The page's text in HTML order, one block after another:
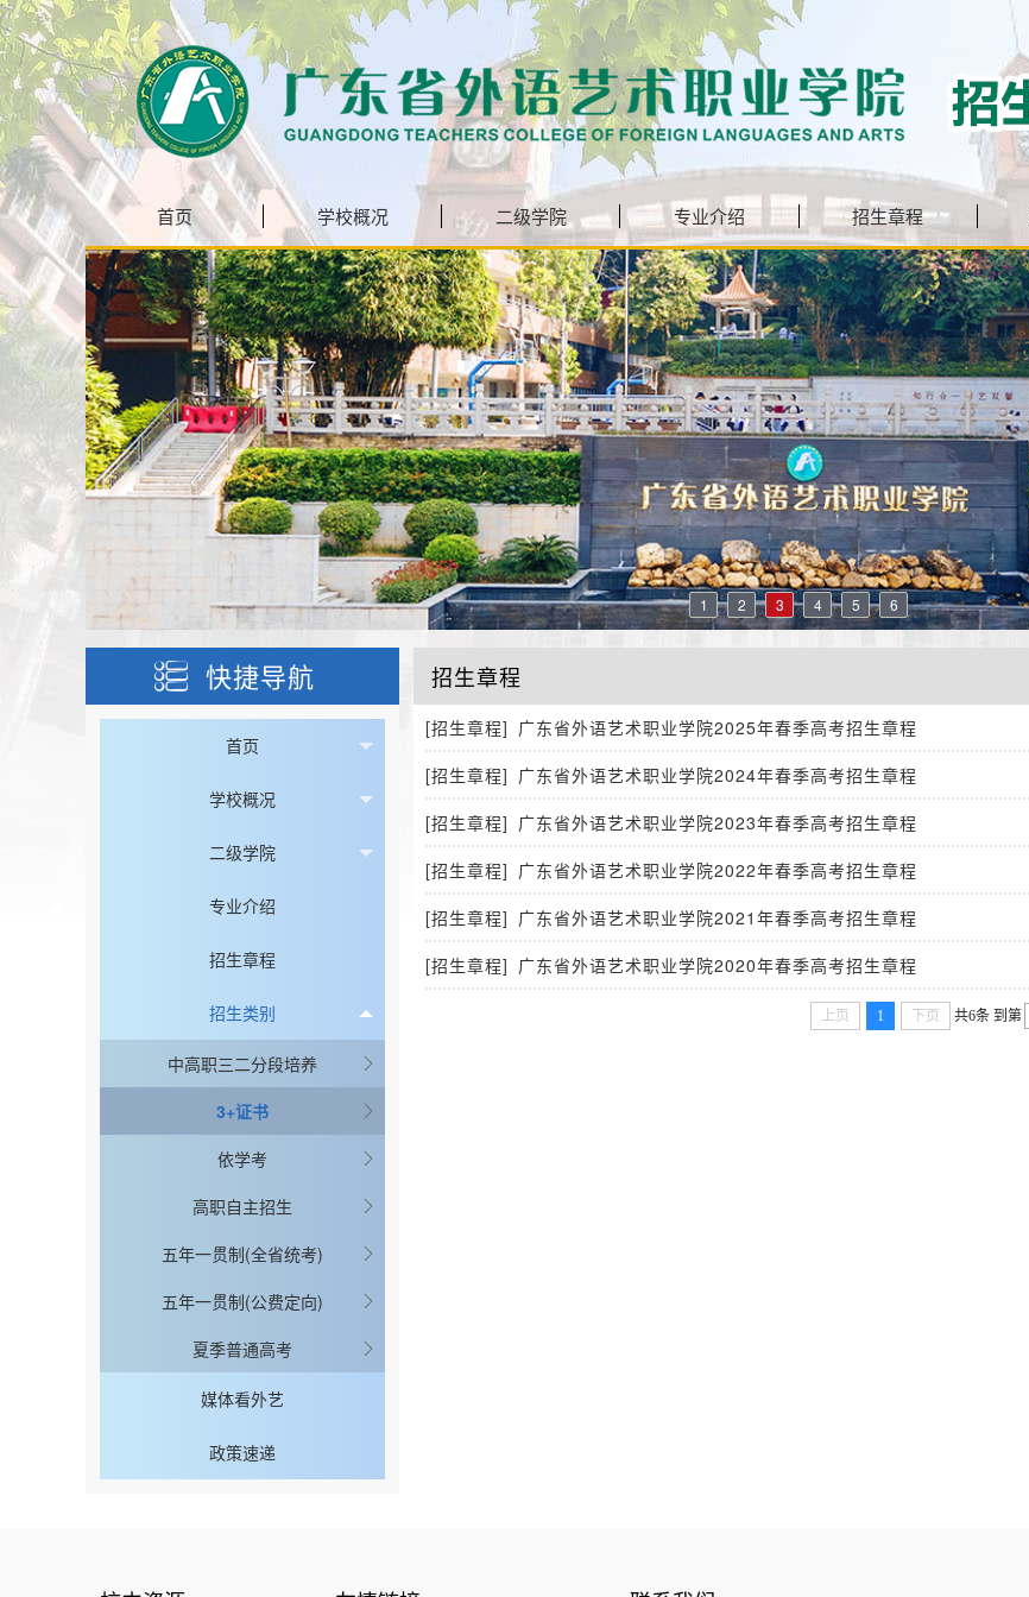
首页 学校概况 二级学院 专业介绍 招生章程
1 2 3 4 5 6
快捷导航
首页
学校概况
二级学院
专业介绍
招生章程
招生类别
中高职三二分段培养
3+证书
依学考
高职自主招生
五年一贯制(全省统考)
五年一贯制(公费定向)
夏季普通高考
媒体看外艺
政策速递
招生章程
[招生章程] 广东省外语艺术职业学院2025年春季高考招生章程
[招生章程] 广东省外语艺术职业学院2024年春季高考招生章程
[招生章程] 广东省外语艺术职业学院2023年春季高考招生章程
[招生章程] 广东省外语艺术职业学院2022年春季高考招生章程
[招生章程] 广东省外语艺术职业学院2021年春季高考招生章程
[招生章程] 广东省外语艺术职业学院2020年春季高考招生章程
上页 1 下页 共6条 到第